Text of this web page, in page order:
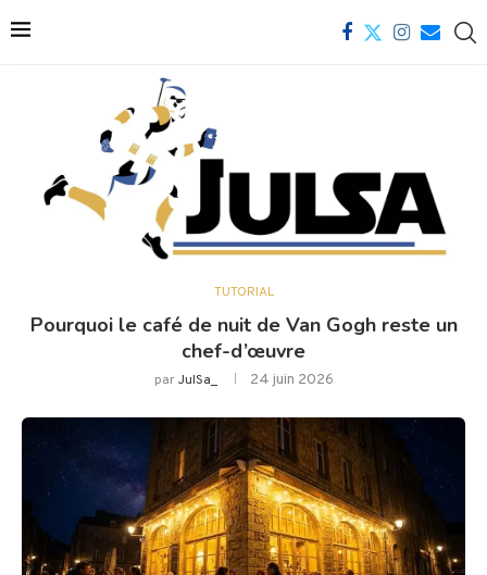
TUTORIAL
Pourquoi le café de nuit de Van Gogh reste un
chef-d’œuvre
parJulSa_ 24 juin 2026